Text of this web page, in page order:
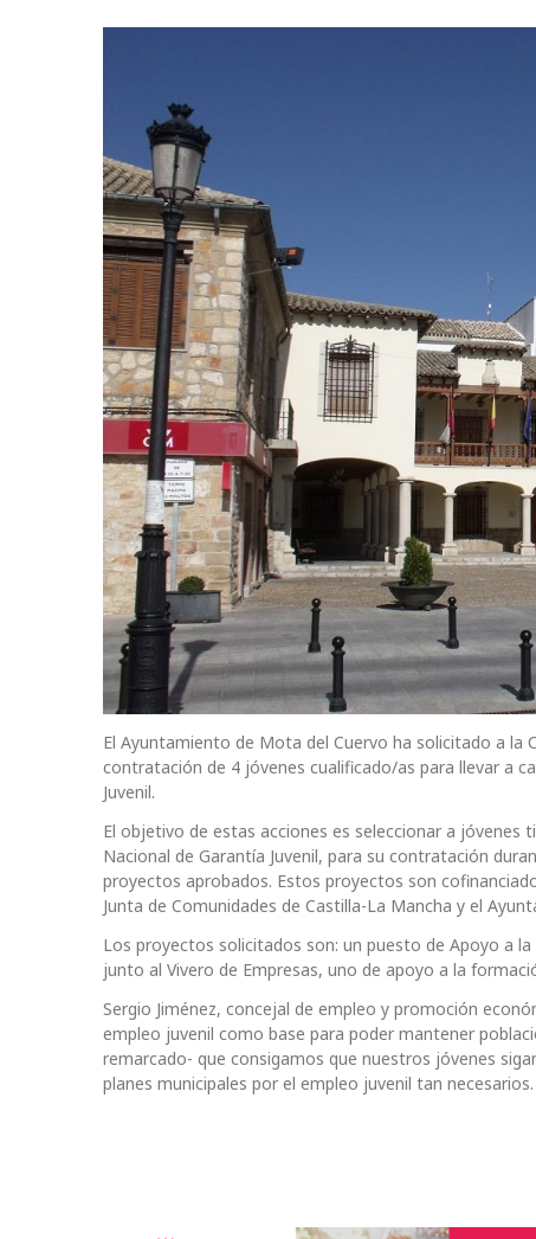
El Ayuntamiento de Mota del Cuervo ha solicitado a la
contratación de 4 jóvenes cualificado/as para llevar a
Juvenil.
El objetivo de estas acciones es seleccionar a
Nacional de Garantía Juvenil, para su contratación
proyectos aprobados. Estos proyectos son
Junta de Comunidades de Castilla-La Mancha y el
Los proyectos solicitados son: un puesto de Apoyo a
junto al Vivero de Empresas, uno de apoyo a la
Sergio Jiménez, concejal de empleo y promoción
empleo juvenil como base para poder mantener
remarcado- que consigamos que nuestros jóvenes
planes municipales por el empleo juvenil tan necesarios.